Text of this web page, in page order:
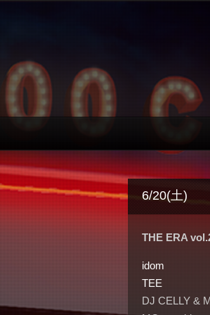
6/20(土)
THE ERA
idom
TEE
DJ CELLY &